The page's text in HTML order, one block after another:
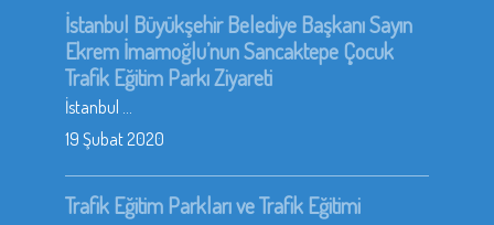
İstanbul Büyükşehir Belediye Başkanı Sayın
Ekrem İmamoğlu’nun Sancaktepe Çocuk
Trafik Eğitim Parkı Ziyareti
İstanbul ...
19 Şubat 2020
Trafik Eğitim Parkları ve Trafik Eğitimi